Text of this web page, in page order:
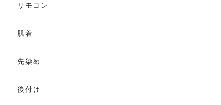
リモコン
肌着
先染め
後付け